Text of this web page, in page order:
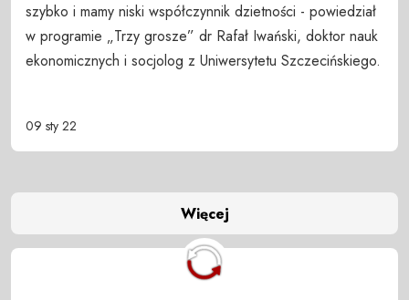
szybko i mamy niski współczynnik dzietności - powiedział
w programie „Trzy grosze” dr Rafał Iwański, doktor nauk
ekonomicznych i socjolog z Uniwersytetu Szczecińskiego.
09 sty 22
Więcej